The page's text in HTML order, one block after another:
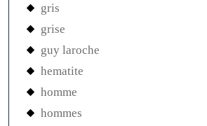
gris
grise
guy laroche
hematite
homme
hommes